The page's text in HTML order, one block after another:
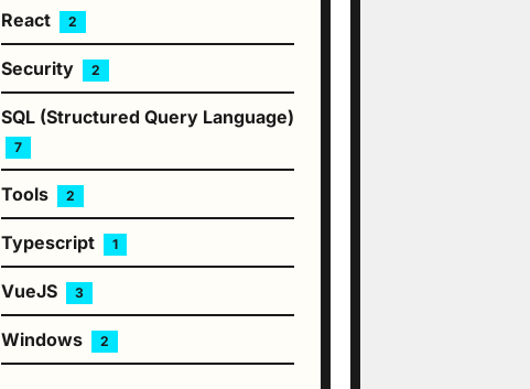
React 2
Security 2
SQL (Structured Query Language)
7
Tools 2
Typescript 1
VueJS 3
Windows 2